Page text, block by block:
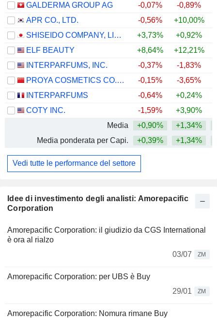
Idee di investimento degli analisti: Amorepacific
Corporation
Amorepacific Corporation: il giudizio da CGS International
è ora al rialzo
03/07
ZM
Amorepacific Corporation: per UBS è Buy
29/01
ZM
Amorepacific Corporation: Nomura rimane Buy
GALDERMA GROUP AG
-0,07% -0,89%
APR CO., LTD.
-0,56% +10,00%
SHISEIDO COMPANY, LIMITED
+3,73% +0,92%
ELF BEAUTY
+8,64% +12,21%
INTERPARFUMS, INC.
-0,37% -1,83%
PROYA COSMETICS CO.,LTD.
-0,15% -3,65%
INTERPARFUMS
-0,64% +0,24%
COTY INC.
-1,59% +3,90%
Media
+0,90% +1,34%
Media ponderata per Capi.
+0,39% +1,34%
Vedi tutte le performance del settore